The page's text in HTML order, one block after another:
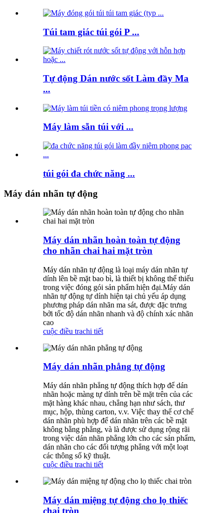
Túi tam giác túi gói P ...
Tự động Dán nước sốt Làm đầy Ma
...
Máy làm sẵn túi với ...
túi gói đa chức năng ...
Máy dán nhãn tự động
Máy dán nhãn hoàn toàn tự động
cho nhãn chai hai mặt tròn
Máy dán nhãn tự động là loại máy dán nhãn tự
dính lên bề mặt bao bì, là thiết bị không thể thiếu
trong việc đóng gói sản phẩm hiện đại.Máy dán
nhãn tự động tự dính hiện tại chủ yếu áp dụng
phương pháp dán nhãn ma sát, được đặc trưng
bởi tốc độ dán nhãn nhanh và độ chính xác nhãn
cao
cuộc điều trachi tiết
Máy dán nhãn phẳng tự động
Máy dán nhãn phẳng tự động thích hợp để dán
nhãn hoặc màng tự dính trên bề mặt trên của các
mặt hàng khác nhau, chẳng hạn như sách, thư
mục, hộp, thùng carton, v.v. Việc thay thế cơ chế
dán nhãn phù hợp để dán nhãn trên các bề mặt
không bằng phẳng, và là được sử dụng rộng rãi
trong việc dán nhãn phẳng lớn cho các sản phẩm,
dán nhãn cho các đối tượng phẳng với một loạt
các thông số kỹ thuật.
cuộc điều trachi tiết
Máy dán miệng tự động cho lọ thiếc
chai tròn